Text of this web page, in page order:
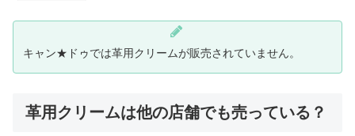
キャン★ドゥでは革用クリームが販売されていません。
革用クリームは他の店舗でも売っている？